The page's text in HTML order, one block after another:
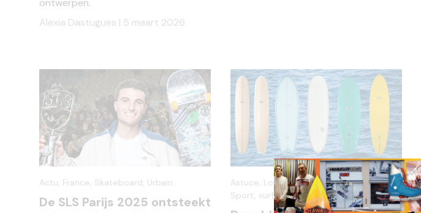
ontwerpen.
Alexia Dastugues | 5 maart 2026
Actu, France, Skateboard, Urbain
De SLS Parijs 2025 ontsteekt
Astuce, Longboard,Marque,Ocean,
Sport, surf